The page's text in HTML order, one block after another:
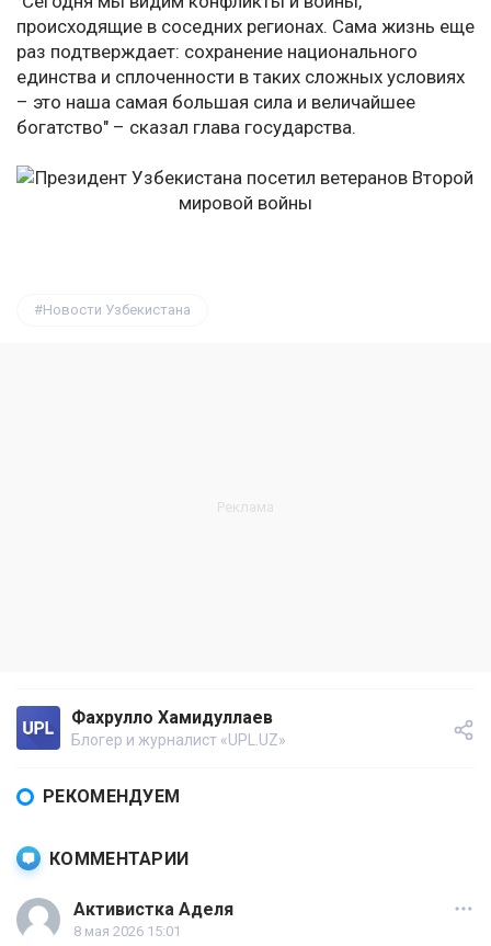
происходящие в соседних регионах. Сама жизнь еще
раз подтверждает: сохранение национального
единства и сплоченности в таких сложных условиях
– это наша самая большая сила и величайшее
богатство" – сказал глава государства.
Новости Узбекистана
Фахрулло Хамидуллаев
Блогер и журналист «UPL.UZ»
РЕКОМЕНДУЕМ
КОММЕНТАРИИ
Активистка Аделя
8 мая 2026 15:01